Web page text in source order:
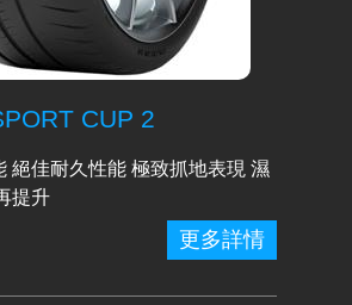
CUP 2
絕佳耐久性能 極致抓地表現 濕
提升
更多詳情